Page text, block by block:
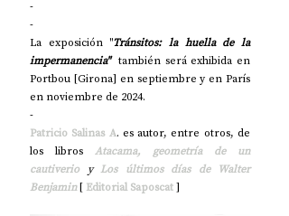
-
-
La exposición "Tránsitos: la huella de la
impermanencia" también será exhibida en
Portbou [Girona] en septiembre y en París
en noviembre de 2024.
-
Patricio Salinas A. es autor, entre otros, de
los libros
Atacama, geometría de un
cautiverio y Los últimos días de Walter
Benjamin [ Editorial Saposcat ]